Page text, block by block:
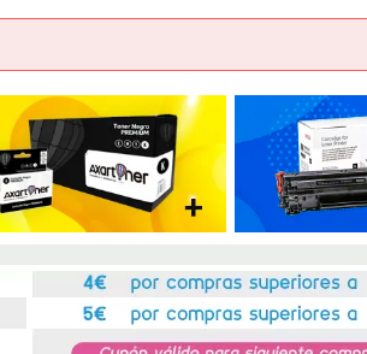
Nueva
Crea una cuenta en
rápidamente, revisar el
operaciones.